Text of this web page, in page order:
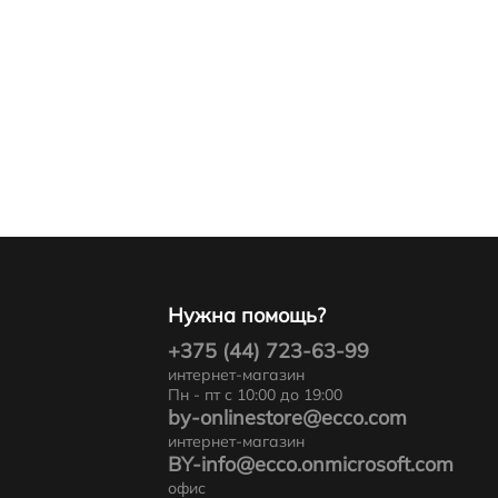
Нужна помощь?
+375 (44) 723-63-99
интернет-магазин
Пн - пт с 10:00 до 19:00
by-onlinestore@ecco.com
интернет-магазин
BY-info@ecco.onmicrosoft.com
офис